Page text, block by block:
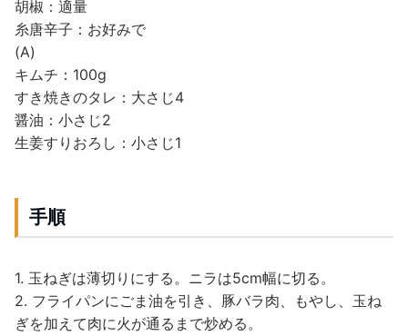
胡椒：適量
糸唐辛子：お好みで
(A)
キムチ：100g
すき焼きのタレ：大さじ4
醤油：小さじ2
生姜すりおろし：小さじ1
手順
1. 玉ねぎは薄切りにする。ニラは5cm幅に切る。
2. フライパンにごま油を引き、豚バラ肉、もやし、玉ね
ぎを加えて肉に火が通るまで炒める。